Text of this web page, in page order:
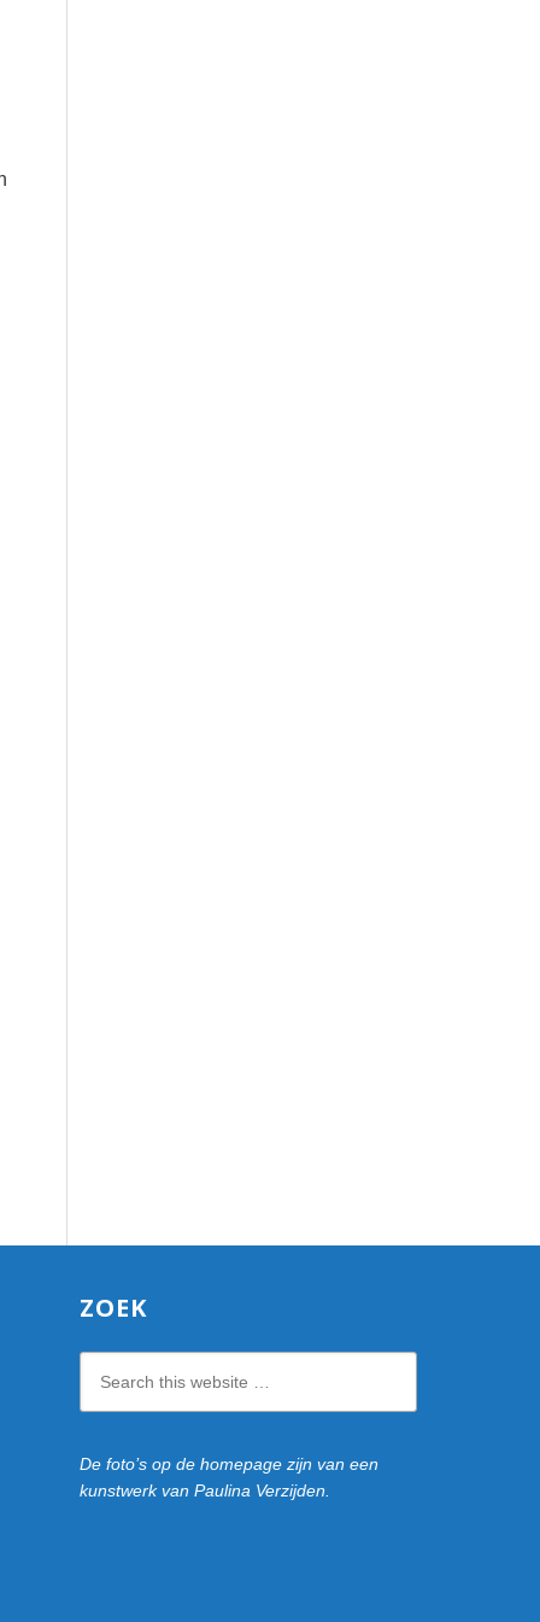
ZOEK
this
website
De foto’s op de homepage zijn van een
kunstwerk van Paulina Verzijden.